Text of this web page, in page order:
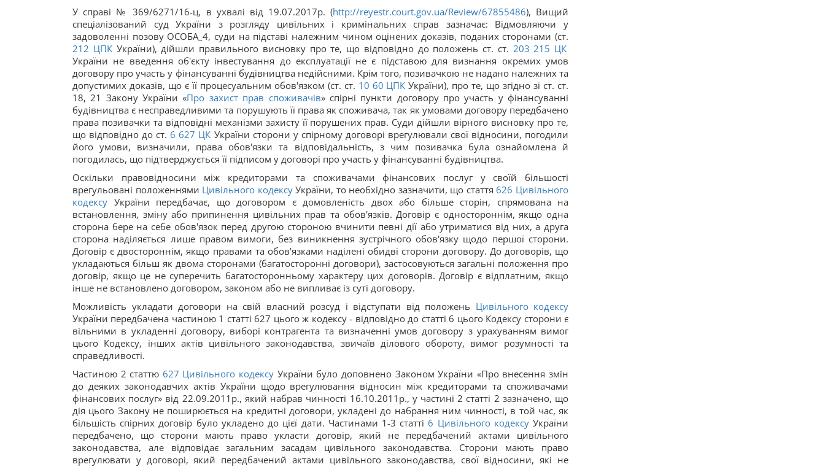
У справі № 369/6271/16-ц, в ухвалі від 19.07.2017р. (http://reyestr.court.gov.ua/Review/67855486), Вищий
спеціалізований суд України з розгляду цивільних і кримінальних справ зазначає: Відмовляючи у
задоволенні позову ОСОБА_4, суди на підставі належним чином оцінених доказів, поданих сторонами (ст.
212 ЦПКУкраїни), дійшли правильного висновку про те, що відповідно до положень ст. ст. 203 215 ЦК
України не введення об'єкту інвестування до експлуатації не є підставою для визнання окремих умов
договору про участь у фінансуванні будівництва недійсними. Крім того, позивачкою не надано належних та
допустимих доказів, що є її процесуальним обов'язком (ст. ст. 10 60 ЦПК України), про те, що згідно зі ст. ст.
18, 21 Закону України «Про захист прав споживачів» спірні пункти договору про участь у фінансуванні
будівництва є несправедливими та порушують її права як споживача, так як умовами договору передбачено
права позивачки та відповідні механізми захисту її порушених прав. Суди дійшли вірного висновку про те,
що відповідно до ст. 6 627 ЦК України сторони у спірному договорі врегулювали свої відносини, погодили
його умови, визначили, права обов'язки та відповідальність, з чим позивачка була ознайомлена й
погодилась, що підтверджується її підписом у договорі про участь у фінансуванні будівництва.
Оскільки правовідносини між кредиторами та споживачами фінансових послуг у своїй більшості
врегульовані положеннями Цивільного кодексуУкраїни, то необхідно зазначити, що стаття 626 Цивільного
кодексу України передбачає, що договором є домовленість двох або більше сторін, спрямована на
встановлення, зміну або припинення цивільних прав та обов'язків. Договір є одностороннім, якщо одна
сторона бере на себе обов'язок перед другою стороною вчинити певні дії або утриматися від них, а друга
сторона наділяється лише правом вимоги, без виникнення зустрічного обов'язку щодо першої сторони.
Договір є двостороннім, якщо правами та обов'язками наділені обидві сторони договору. До договорів, що
укладаються більш як двома сторонами (багатосторонні договори), застосовуються загальні положення про
договір, якщо це не суперечить багатосторонньому характеру цих договорів. Договір є відплатним, якщо
інше не встановлено договором, законом або не випливає із суті договору.
Можливість укладати договори на свій власний розсуд і відступати від положень Цивільного кодексу
України передбачена частиною 1 статті 627 цього ж кодексу - відповідно до статті 6 цього Кодексу сторони є
вільними в укладенні договору, виборі контрагента та визначенні умов договору з урахуванням вимог
цього Кодексу, інших актів цивільного законодавства, звичаїв ділового обороту, вимог розумності та
справедливості.
Частиною 2 статтю 627 Цивільного кодексу України було доповнено Законом України «Про внесення змін
до деяких законодавчих актів України щодо врегулювання відносин між кредиторами та споживачами
фінансових послуг» від 22.09.2011р., який набрав чинності 16.10.2011р., у частині 2 статті 2 зазначено, що
дія цього Закону не поширюється на кредитні договори, укладені до набрання ним чинності, в той час, як
більшість спірних договір було укладено до цієї дати. Частинами 1-3 статті 6 Цивільного кодексуУкраїни
передбачено, що сторони мають право укласти договір, який не передбачений актами цивільного
законодавства, але відповідає загальним засадам цивільного законодавства. Сторони мають право
врегулювати у договорі, який передбачений актами цивільного законодавства, свої відносини, які не